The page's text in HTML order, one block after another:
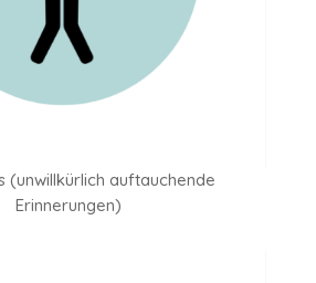
(unwillkürlich auftauchende
Erinnerungen)